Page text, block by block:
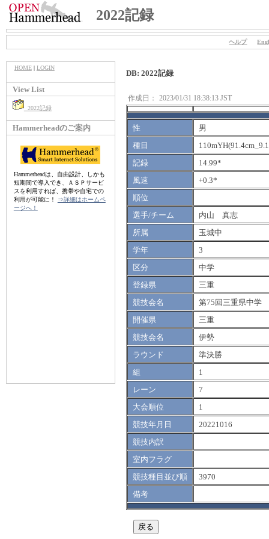
2022記録
ヘルプ
HOME| LOGIN
View List
2022記録
Hammerheadのご案内
Hammerheadは、自由設計、しかも
短期間で導入でき、ＡＳＰサービ
スを利用すれば、携帯や自宅での
利用が可能に！
⇒詳細はホームペ
ージへ！
DB: 2022記録
作成日： 2023/01/31 18:38:13 JST
性
男
種目
記録
14.99*
風速
+0.3*
順位
選手/チーム
内山 真志
所属
玉城中
学年
3
区分
中学
登録県
三重
競技会名
第75回三重県中学
開催県
三重
競技会名
伊勢
ラウンド
準決勝
組
1
レーン
7
大会順位
1
競技年月日
20221016
競技内訳
室内フラグ
競技種目並び順
3970
備考